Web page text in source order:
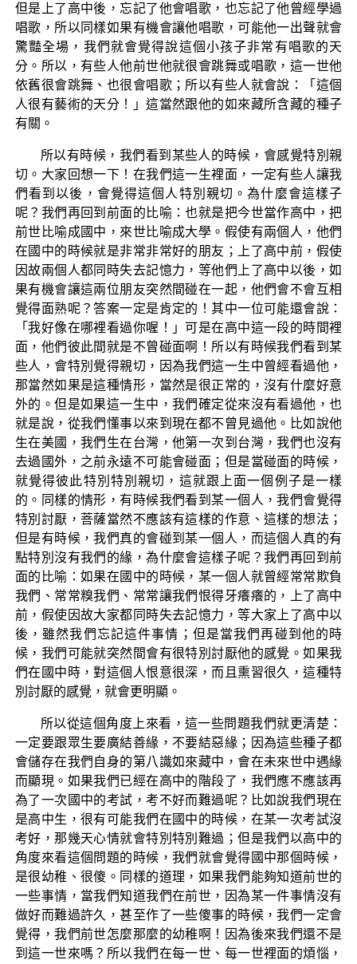
但是上了高中後，忘記了他會唱歌，也忘記了他曾經學過
唱歌，所以同樣如果有機會讓他唱歌，可能他一出聲就會
驚豔全場，我們就會覺得說這個小孩子非常有唱歌的天
分。所以，有些人他前世他就很會跳舞或唱歌，這一世他
依舊很會跳舞、也很會唱歌；所以有些人就會說：「這個
人很有藝術的天分！」這當然跟他的如來藏所含藏的種子
有關。
所以有時候，我們看到某些人的時候，會感覺特別親
切。大家回想一下！在我們這一生裡面，一定有些人讓我
們看到以後，會覺得這個人特別親切。為什麼會這樣子
呢？我們再回到前面的比喻：也就是把今世當作高中，把
前世比喻成國中，來世比喻成大學。假使有兩個人，他們
在國中的時候就是非常非常好的朋友；上了高中前，假使
因故兩個人都同時失去記憶力，等他們上了高中以後，如
果有機會讓這兩位朋友突然間碰在一起，他們會不會互相
覺得面熟呢？答案一定是肯定的！其中一位可能還會說：
「我好像在哪裡看過你喔！」可是在高中這一段的時間裡
面，他們彼此間就是不曾碰面啊！所以有時候我們看到某
些人，會特別覺得親切，因為我們這一生中曾經看過他，
那當然如果是這種情形，當然是很正常的，沒有什麼好意
外的。但是如果這一生中，我們確定從來沒有看過他，也
就是說，從我們懂事以來到現在都不曾見過他。比如說他
生在美國，我們生在台灣，他第一次到台灣，我們也沒有
去過國外，之前永遠不可能會碰面；但是當碰面的時候，
就覺得彼此特別特別親切，這就跟上面一個例子是一樣
的。同樣的情形，有時候我們看到某一個人，我們會覺得
特別討厭，菩薩當然不應該有這樣的作意、這樣的想法；
但是有時候，我們真的會碰到某一個人，而這個人真的有
點特別沒有我們的緣，為什麼會這樣子呢？我們再回到前
面的比喻：如果在國中的時候，某一個人就曾經常常欺負
我們、常常糗我們、常常讓我們恨得牙癢癢的，上了高中
前，假使因故大家都同時失去記憶力，等大家上了高中以
後，雖然我們忘記這件事情；但是當我們再碰到他的時
候，我們可能就突然間會有很特別討厭他的感覺。如果我
們在國中時，對這個人恨意很深，而且熏習很久，這種特
別討厭的感覺，就會更明顯。
所以從這個角度上來看，這一些問題我們就更清楚：
一定要跟眾生要廣結善緣，不要結惡緣；因為這些種子都
會儲存在我們自身的第八識如來藏中，會在未來世中遇緣
而顯現。如果我們已經在高中的階段了，我們應不應該再
為了一次國中的考試，考不好而難過呢？比如說我們現在
是高中生，很有可能我們在國中的時候，在某一次考試沒
考好，那幾天心情就會特別特別難過；但是我們以高中的
角度來看這個問題的時候，我們就會覺得國中那個時候，
是很幼稚、很傻。同樣的道理，如果我們能夠知道前世的
一些事情，當我們知道我們在前世，因為某一件事情沒有
做好而難過許久，甚至作了一些傻事的時候，我們一定會
覺得，我們前世怎麼那麼的幼稚啊！因為後來我們還不是
到這一世來嗎？所以我們在每一世、每一世裡面的煩惱，